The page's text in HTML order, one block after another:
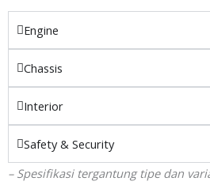
Engine
Chassis
Interior
Safety & Security
– Spesifikasi tergantung tipe dan